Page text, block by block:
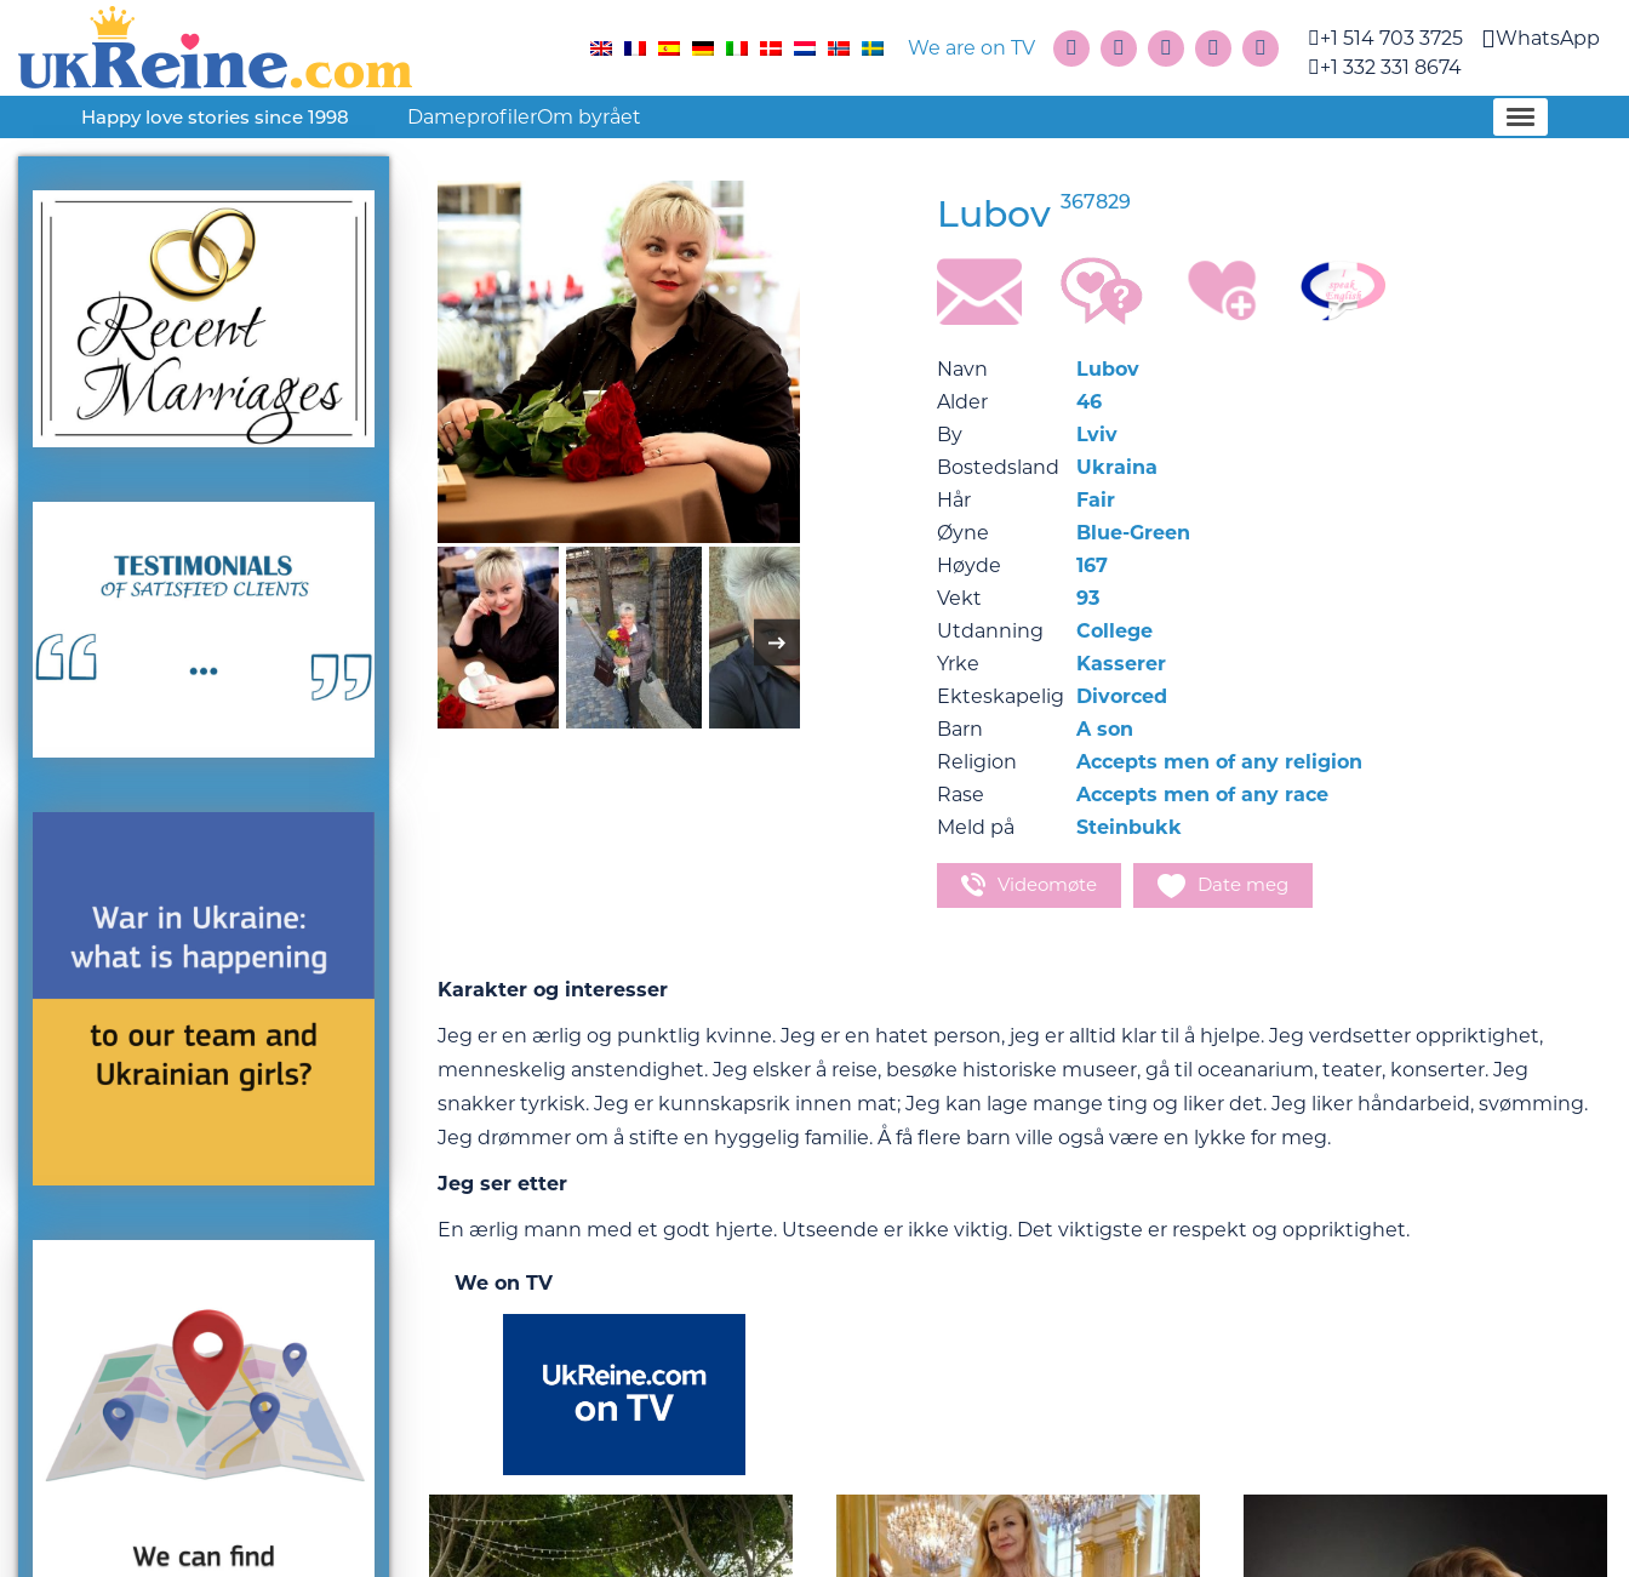
We are on TV
+1 514 703 3725
+1 332 331 8674
WhatsApp
Happy love stories since 1998 DameprofilerOm byrået
Lubov 367829
Navn
Lubov
Alder
46
By
Lviv
Bostedsland
Ukraina
Hår
Fair
Øyne
Blue-Green
Høyde
167
Vekt
93
Utdanning
Сollege
Yrke
Kasserer
Ekteskapelig
Divorced
Barn
A son
Religion
Accepts men of any religion
Rase
Accepts men of any race
Meld på
Steinbukk
Videomøte Date meg
Karakter og interesser
Jeg er en ærlig og punktlig kvinne. Jeg er en hatet person, jeg er alltid klar til å hjelpe. Jeg verdsetter oppriktighet,
menneskelig anstendighet. Jeg elsker å reise, besøke historiske museer, gå til oceanarium, teater, konserter. Jeg
snakker tyrkisk. Jeg er kunnskapsrik innen mat; Jeg kan lage mange ting og liker det. Jeg liker håndarbeid, svømming.
Jeg drømmer om å stifte en hyggelig familie. Å få flere barn ville også være en lykke for meg.
Jeg ser etter
En ærlig mann med et godt hjerte. Utseende er ikke viktig. Det viktigste er respekt og oppriktighet.
We on TV